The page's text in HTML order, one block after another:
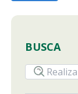
BUSCA